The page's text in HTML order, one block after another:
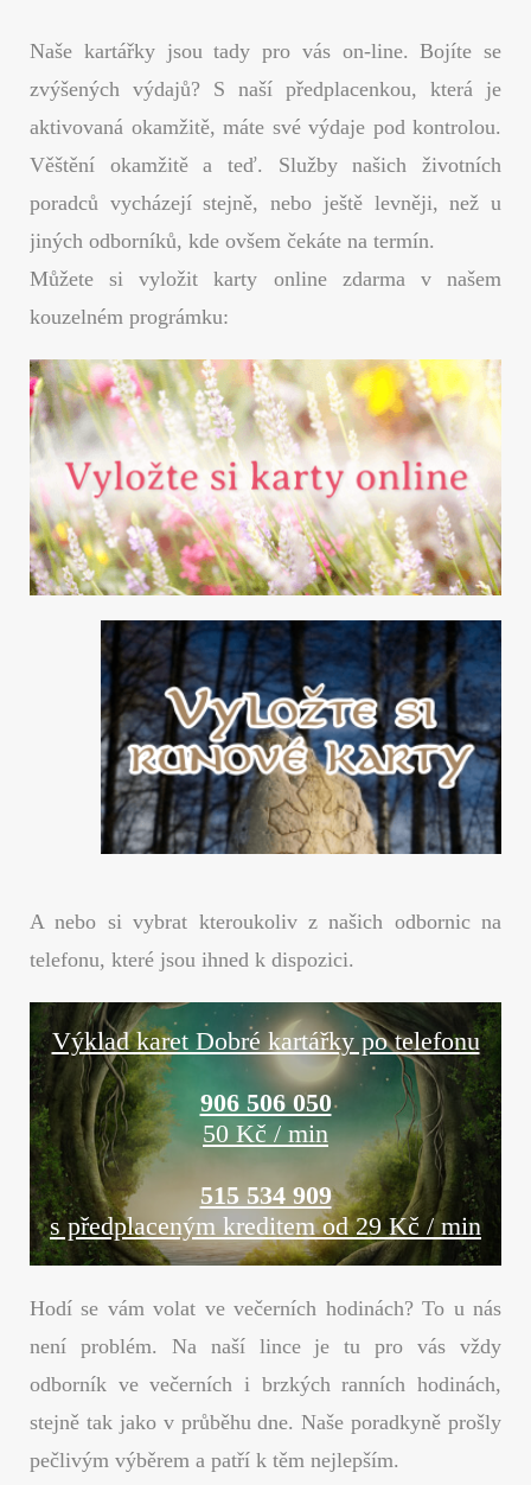
Naše kartářky jsou tady pro vás on-line. Bojíte se
zvýšených výdajů? S naší předplacenkou, která je
aktivovaná okamžitě, máte své výdaje pod kontrolou.
Věštění okamžitě a teď. Služby našich životních
poradců vycházejí stejně, nebo ještě levněji, než u
jiných odborníků, kde ovšem čekáte na termín.
Můžete si vyložit karty online zdarma v našem
kouzelném prográmku:
A nebo si vybrat kteroukoliv z našich odbornic na
telefonu, které jsou ihned k dispozici.
Výklad karet Dobré kartářky po telefonu
906 506 050
50 Kč / min
515 534 909
s předplaceným kreditem od 29 Kč / min
Hodí se vám volat ve večerních hodinách? To u nás
není problém. Na naší lince je tu pro vás vždy
odborník ve večerních i brzkých ranních hodinách,
stejně tak jako v průběhu dne. Naše poradkyně prošly
pečlivým výběrem a patří k těm nejlepším.